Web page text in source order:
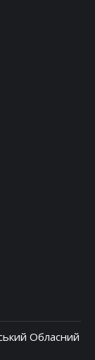
Обласний